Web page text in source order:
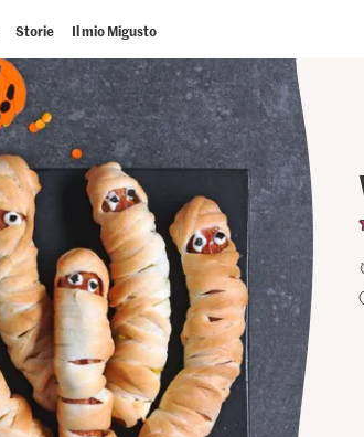
Storie Il mio Migusto